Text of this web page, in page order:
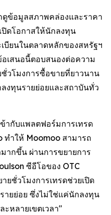
ข้อมูลสภาพคล่องและราคา
ดโอกาสให้นักลงทุน
บียนในตลาดหลักของสหรัฐฯ
เสนอนี้ตอบสนองต่อความ
วโมงการซื้อขายที่ยาวนาน
งทุนรายย่อยและสถาบันทั่ว
ากับแพลตฟอร์มการเทรด
ทำให้ Moomoo สามารถ
ากขึ้น ผ่านการขยายการ
ซีอีโอของ OTC
ยชั่วโมงการเทรดช่วยเปิด
ยย่อย ซึ่งไม่ใช่แค่นักลงทุน
หลายเขตเวลา"